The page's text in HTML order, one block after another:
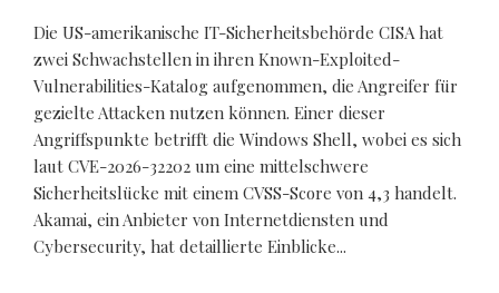
Die US-amerikanische IT-Sicherheitsbehörde CISA hat
zwei Schwachstellen in ihren Known-Exploited-
Vulnerabilities-Katalog aufgenommen, die Angreifer für
gezielte Attacken nutzen können. Einer dieser
Angriffspunkte betrifft die Windows Shell, wobei es sich
laut CVE-2026-32202 um eine mittelschwere
Sicherheitslücke mit einem CVSS-Score von 4,3 handelt.
Akamai, ein Anbieter von Internetdiensten und
Cybersecurity, hat detaillierte Einblicke...